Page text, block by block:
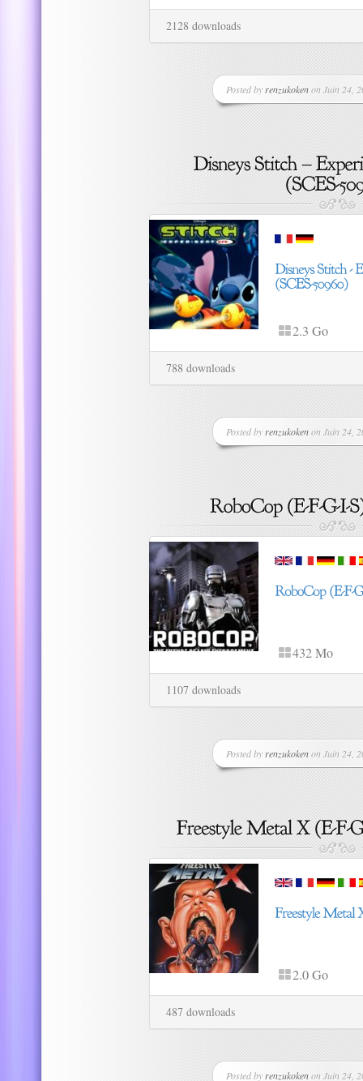
2128 downloads
Posted by renzukokenon Juin 24,
2.3 Go
788 downloads
Posted by renzukokenon Juin 24,
432 Mo
1107 downloads
Posted by renzukokenon Juin 24,
2.0 Go
487 downloads
Posted by renzukokenon Juin 24,